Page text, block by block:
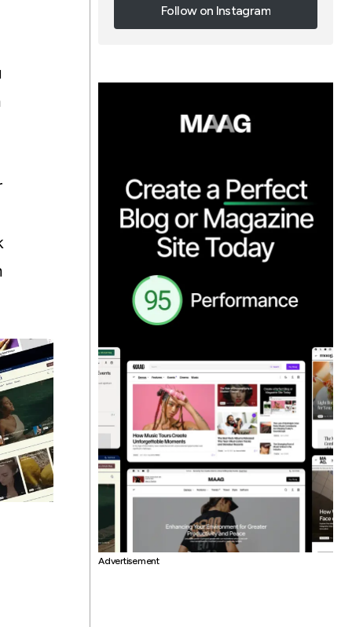
Follow on Instagram
Follow on Instagram
Advertisement